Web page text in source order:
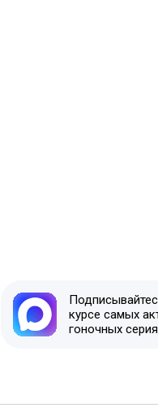
курсе самых
гоночных